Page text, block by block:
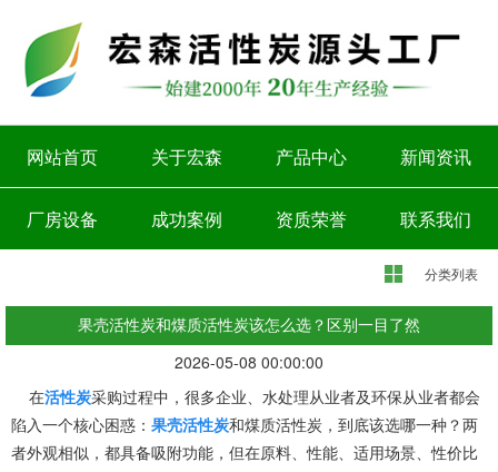
网站首页 关于宏森 产品中心 新闻资讯
厂房设备 成功案例 资质荣誉 联系我们
分类列表
果壳活性炭和煤质活性炭该怎么选？区别一目了然
2026-05-08 00:00:00
在活性炭采购过程中，很多企业、水处理从业者及环保从业者都会
陷入一个核心困惑： 果壳活性炭和煤质活性炭，到底该选哪一种？两
者外观相似，都具备吸附功能，但在原料、性能、适用场景、性价比